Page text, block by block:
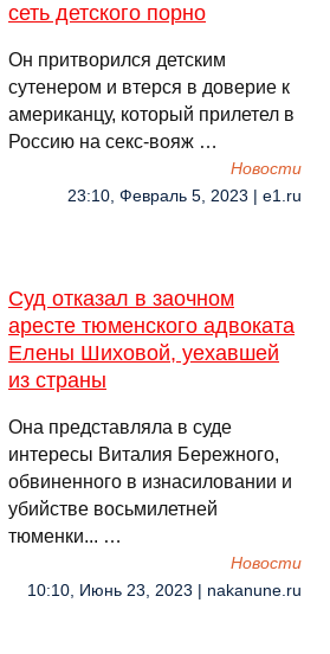
сеть детского порно
Он притворился детским
сутенером и втерся в доверие к
американцу, который прилетел в
Россию на секс-вояж …
Новости
23:10, Февраль 5, 2023 | e1.ru
Суд отказал в заочном
аресте тюменского адвоката
Елены Шиховой, уехавшей
из страны
Она представляла в суде
интересы Виталия Бережного,
обвиненного в изнасиловании и
убийстве восьмилетней
тюменки... …
Новости
10:10, Июнь 23, 2023 | nakanune.ru